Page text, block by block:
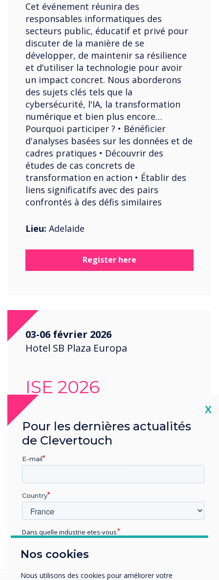
Cet événement réunira des
responsables informatiques des
secteurs public, éducatif et privé pour
discuter de la manière de se
développer, de maintenir sa résilience
et d'utiliser la technologie pour avoir
un impact concret. Nous aborderons
des sujets clés tels que la
cybersécurité, l'IA, la transformation
numérique et bien plus encore…
Pourquoi participer ? • Bénéficier
d'analyses basées sur les données et de
cadres pratiques • Découvrir des
études de cas concrets de
transformation en action • Établir des
liens significatifs avec des pairs
confrontés à des défis similaires
Lieu: Adelaide
Register here
03-06 février 2026
Hotel SB Plaza Europa
ISE 2026
stand 3M820 de Charmex, où seront
présentées nos dernières solutions
Learn more
Nos cookies
Nous utilisons des cookies pour améliorer votre
X
Pour les dernières actualités
de Clevertouch
E-mail
Country
Dans quelle industrie etes-vous
Enterprise